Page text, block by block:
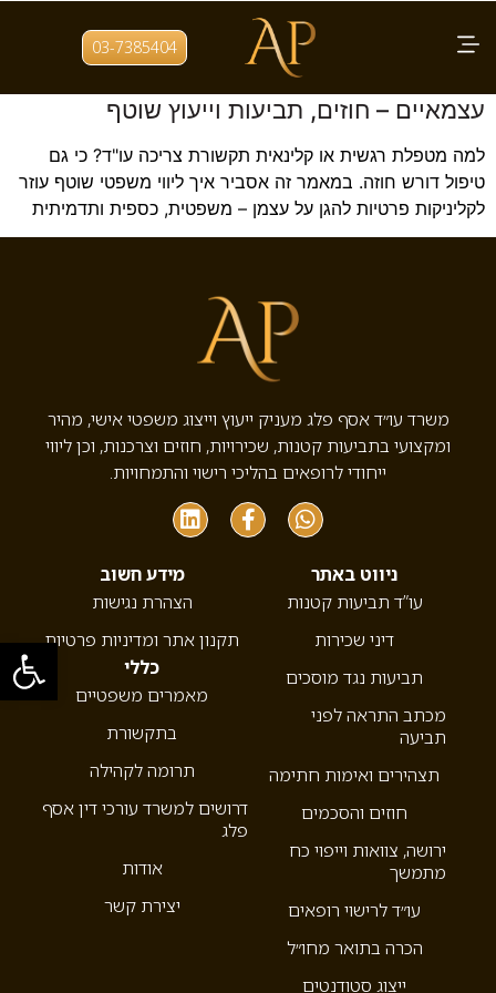
פתח
03-7385404 תגית: ליווי משפטי למאמנים
ליווי משפטי לקליניקות פרטיות ומטפלים
עצמאיים – חוזים, תביעות וייעוץ שוטף
למה מטפלת רגשית או קלינאית תקשורת צריכה עו"ד? כי גם
טיפול דורש חוזה. במאמר זה אסביר איך ליווי משפטי שוטף עוזר
לקליניקות פרטיות להגן על עצמן – משפטית, כספית ותדמיתית
משרד עו״ד אסף פלג מעניק ייעוץ וייצוג משפטי אישי, מהיר
ומקצועי בתביעות קטנות, שכירויות, חוזים וצרכנות, וכן ליווי
ייחודי לרופאים בהליכי רישוי והתמחויות.
ניווט באתר
עו”ד תביעות קטנות
דיני שכירות
תביעות נגד מוסכים
מכתב התראה לפני
תביעה
תצהירים ואימות חתימה
חוזים והסכמים
ירושה, צוואות וייפוי כח
מתמשך
עו״ד לרישוי רופאים
הכרה בתואר מחו״ל
ייצוג סטודנטים
מידע חשוב
הצהרת נגישות
תקנון אתר ומדיניות פרטיות
כללי
מאמרים משפטיים
בתקשורת
תרומה לקהילה
דרושים למשרד עורכי דין אסף
פלג
אודות
יצירת קשר